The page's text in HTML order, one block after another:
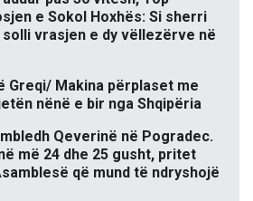
e Sokol Hoxhës: Si sherri
vrasjen e dy vëllezërve në
Greqi/ Makina përplaset me
nënë e bir nga Shqipëria
Qeverinë në Pogradec.
më 24 dhe 25 gusht, pritet
që mund të ndryshojë